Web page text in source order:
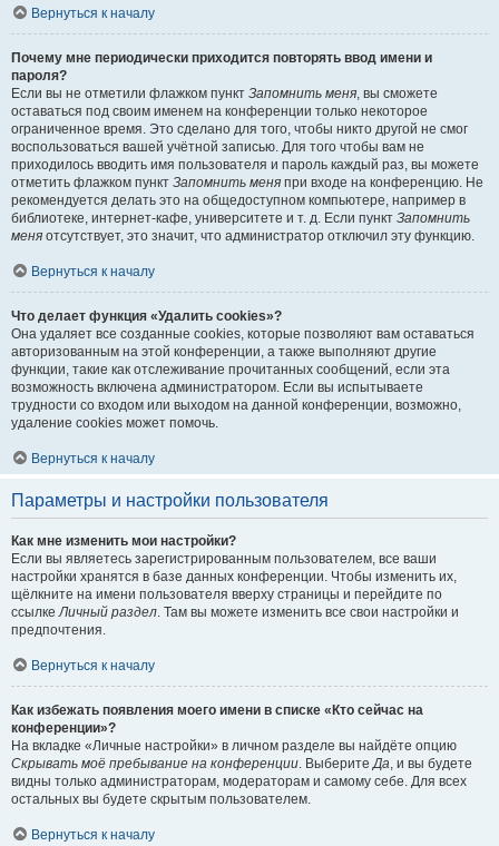
Вернуться к началу
Почему мне периодически приходится повторять ввод имени и
пароля?
Если вы не отметили флажком пункт Запомнить меня, вы сможете
оставаться под своим именем на конференции только некоторое
ограниченное время. Это сделано для того, чтобы никто другой не смог
воспользоваться вашей учётной записью. Для того чтобы вам не
приходилось вводить имя пользователя и пароль каждый раз, вы можете
отметить флажком пункт Запомнить меня при входе на конференцию. Не
рекомендуется делать это на общедоступном компьютере, например в
библиотеке, интернет-кафе, университете и т. д. Если пункт Запомнить
меня отсутствует, это значит, что администратор отключил эту функцию.
Вернуться к началу
Что делает функция «Удалить cookies»?
Она удаляет все созданные cookies, которые позволяют вам оставаться
авторизованным на этой конференции, а также выполняют другие
функции, такие как отслеживание прочитанных сообщений, если эта
возможность включена администратором. Если вы испытываете
трудности со входом или выходом на данной конференции, возможно,
удаление cookies может помочь.
Вернуться к началу
Параметры и настройки пользователя
Как мне изменить мои настройки?
Если вы являетесь зарегистрированным пользователем, все ваши
настройки хранятся в базе данных конференции. Чтобы изменить их,
щёлкните на имени пользователя вверху страницы и перейдите по
ссылкеЛичный раздел. Там вы можете изменить все свои настройки и
предпочтения.
Вернуться к началу
Как избежать появления моего имени в списке «Кто сейчас на
конференции»?
На вкладке «Личные настройки» в личном разделе вы найдёте опцию
Скрывать моё пребывание на конференции. ВыберитеДа, и вы будете
видны только администраторам, модераторам и самому себе. Для всех
остальных вы будете скрытым пользователем.
Вернуться к началу